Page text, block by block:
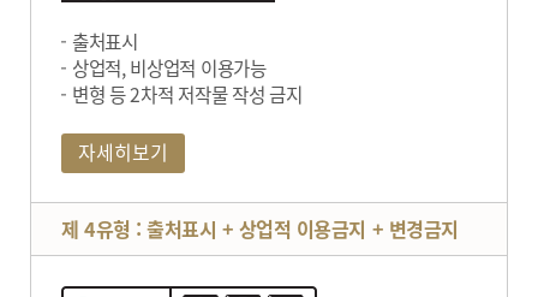
출처표시
상업적, 비상업적 이용가능
변형 등 2차적 저작물 작성 금지
자세히보기
제 4유형 : 출처표시 + 상업적 이용금지 + 변경금지